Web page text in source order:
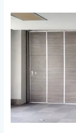
Manfaat
Menggunakan
Partisi